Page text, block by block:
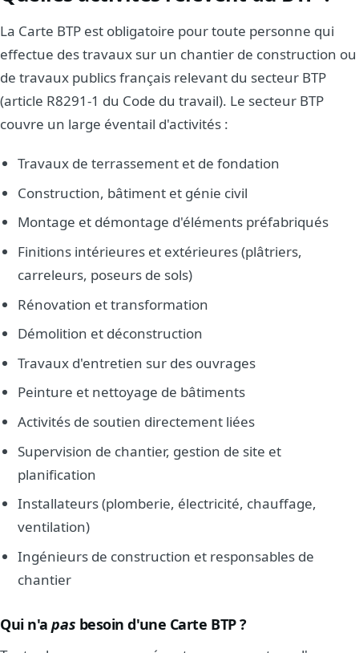
La Carte BTP est obligatoire pour toute personne qui
effectue des travaux sur un chantier de construction ou
de travaux publics français relevant du secteur BTP
(article R8291-1 du Code du travail). Le secteur BTP
couvre un large éventail d'activités :
Travaux de terrassement et de fondation
Construction, bâtiment et génie civil
Montage et démontage d'éléments préfabriqués
Finitions intérieures et extérieures (plâtriers,
carreleurs, poseurs de sols)
Rénovation et transformation
Démolition et déconstruction
Travaux d'entretien sur des ouvrages
Peinture et nettoyage de bâtiments
Activités de soutien directement liées
Supervision de chantier, gestion de site et
planification
Installateurs (plomberie, électricité, chauffage,
ventilation)
Ingénieurs de construction et responsables de
chantier
Qui n'apas besoin d'une Carte BTP ?